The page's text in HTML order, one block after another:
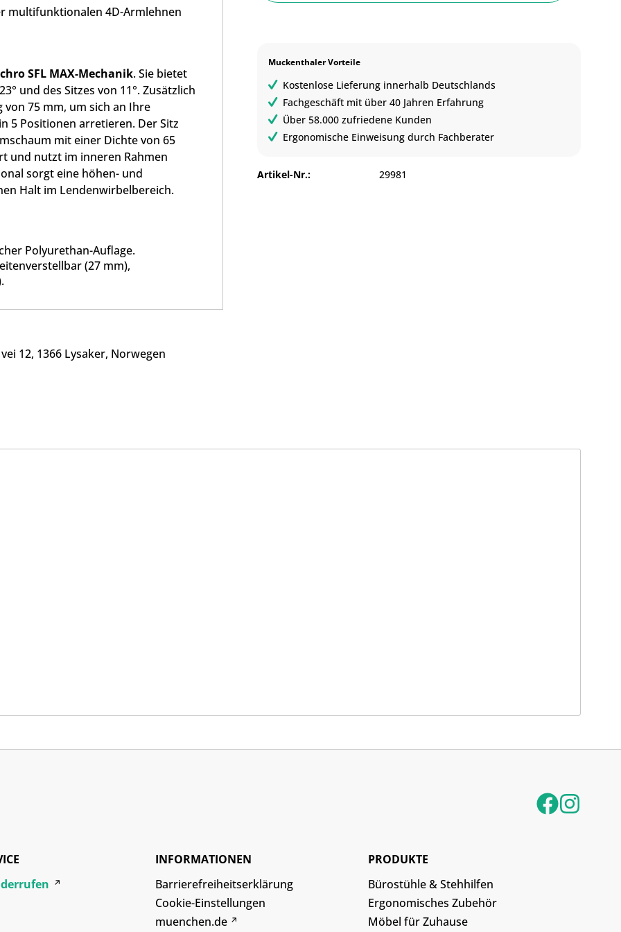
multifunktionalen 4D-Armlehnen
SFL MAX-Mechanik. Sie bietet
und des Sitzes von 11°. Zusätzlich
75 mm, um sich an Ihre
5 Positionen arretieren. Der Sitz
mit einer Dichte von 65
und nutzt im inneren Rahmen
sorgt eine höhen- und
Halt im Lendenwirbelbereich.
Polyurethan-Auflage.
(27 mm),
12, 1366 Lysaker, Norwegen
Muckenthaler Vorteile
Kostenlose Lieferung innerhalb Deutschlands
Fachgeschäft mit über 40 Jahren Erfahrung
Über 58.000 zufriedene Kunden
Ergonomische Einweisung durch Fachberater
Artikel-Nr.: 29981
INFORMATIONEN
Barrierefreiheitserklärung
Cookie-Einstellungen
muenchen.de
PRODUKTE
Bürostühle & Stehhilfen
Ergonomisches Zubehör
Möbel für Zuhause